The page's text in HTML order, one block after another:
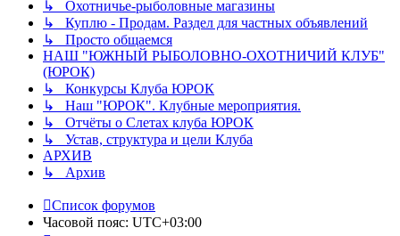
↳ Охотничье-рыболовные магазины
↳ Куплю - Продам. Раздел для частных объявлений
↳ Просто общаемся
НАШ "ЮЖНЫЙ РЫБОЛОВНО-ОХОТНИЧИЙ КЛУБ"
(ЮРОК)
↳ Конкурсы Клуба ЮРОК
↳ Наш "ЮРОК". Клубные мероприятия.
↳ Отчёты о Слетах клуба ЮРОК
↳ Устав, структура и цели Клуба
АРХИВ
↳ Архив
Список форумов
Часовой пояс: UTC+03:00